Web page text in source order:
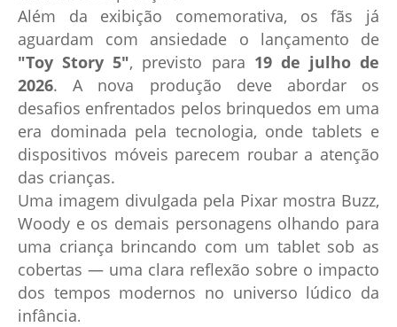
Além da exibição comemorativa, os fãs já
aguardam com ansiedade o lançamento de
"Toy Story 5", previsto para 19 de julho de
2026. A nova produção deve abordar os
desafios enfrentados pelos brinquedos em uma
era dominada pela tecnologia, onde tablets e
dispositivos móveis parecem roubar a atenção
das crianças.
Uma imagem divulgada pela Pixar mostra Buzz,
Woody e os demais personagens olhando para
uma criança brincando com um tablet sob as
cobertas — uma clara reflexão sobre o impacto
dos tempos modernos no universo lúdico da
infância.